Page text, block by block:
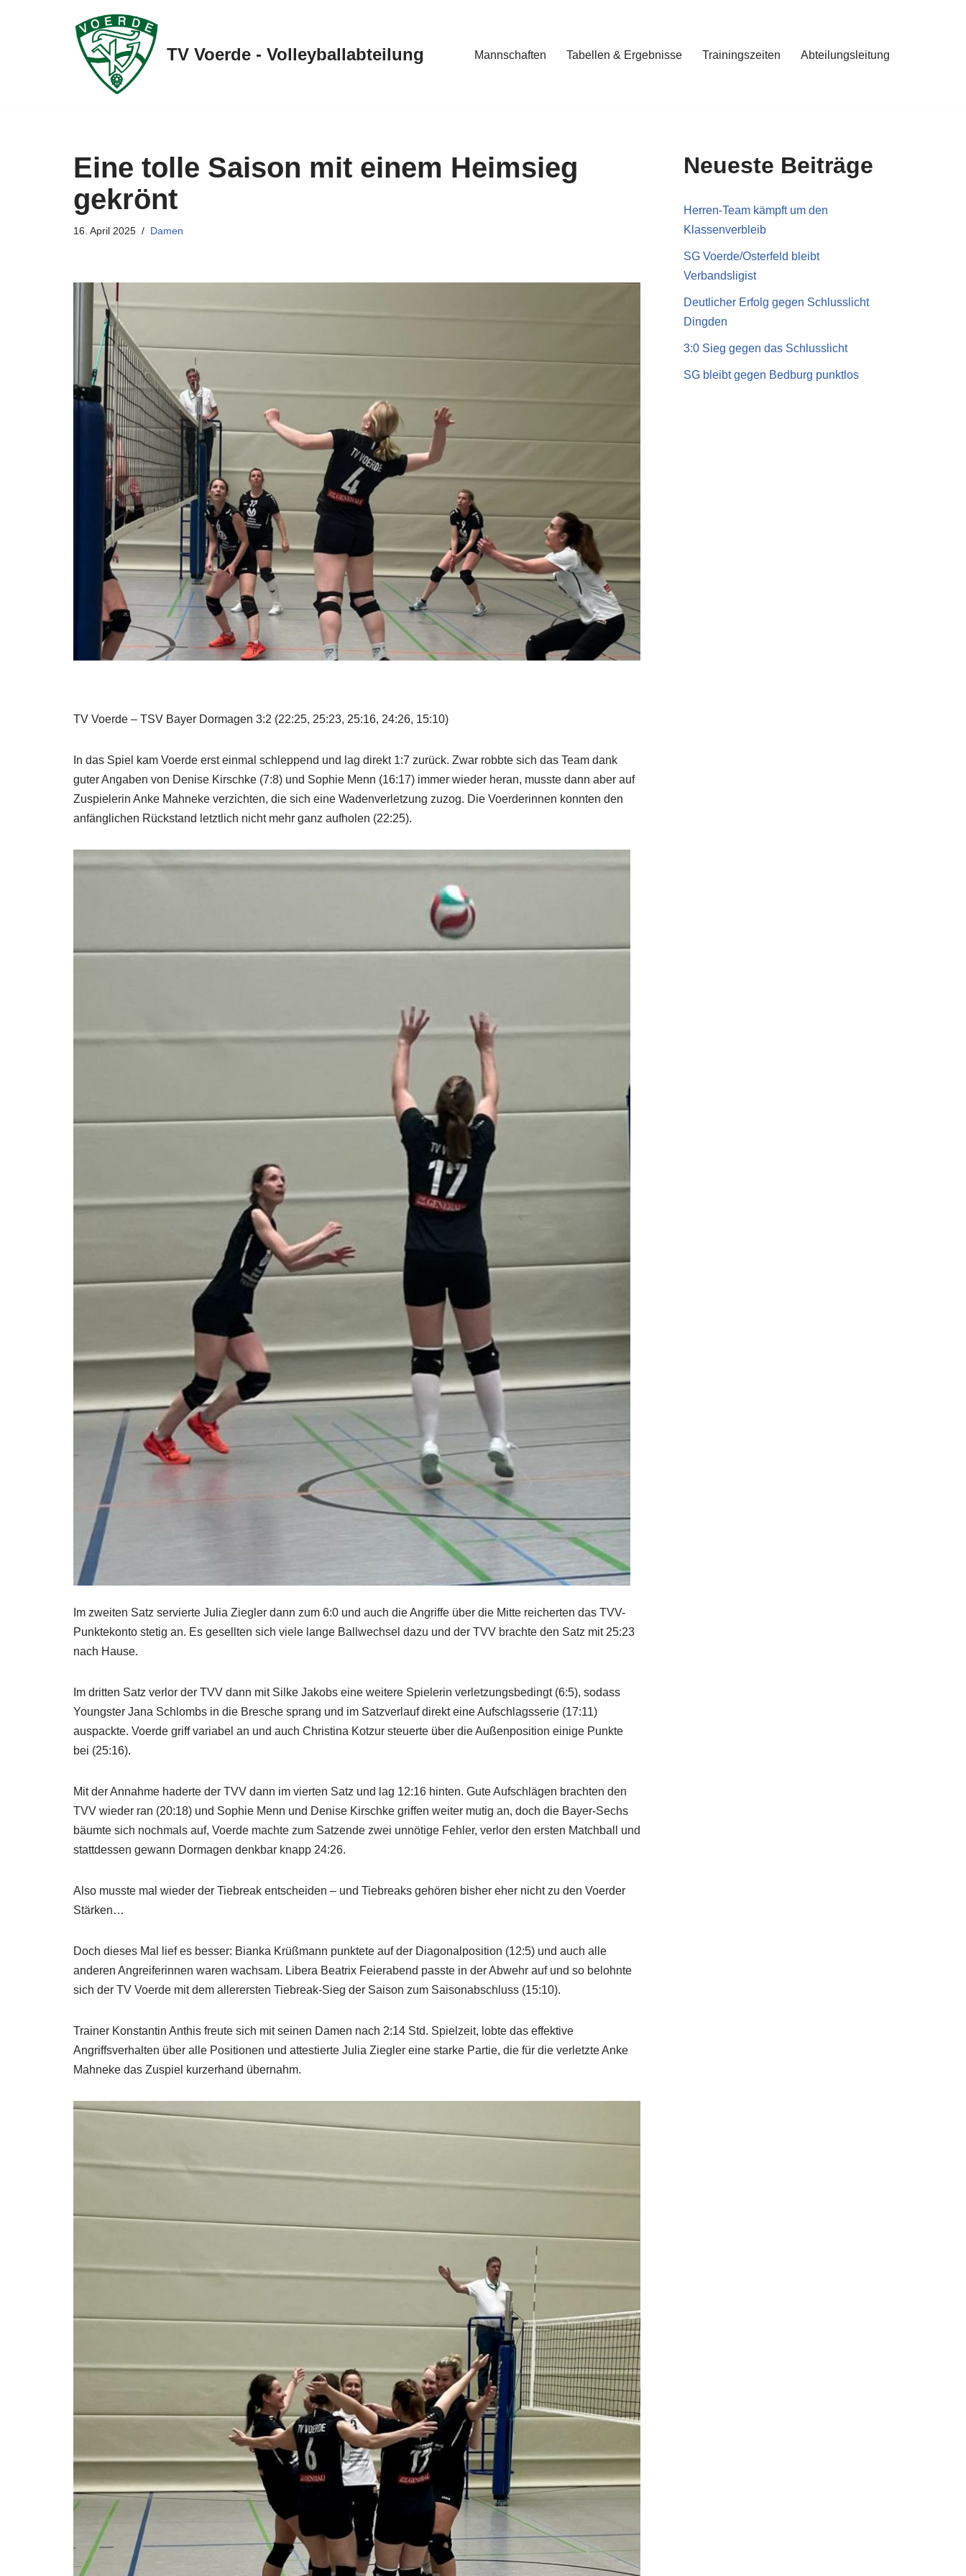
TV Voerde - Volleyballabteilung Mannschaften Tabellen & Ergebnisse Trainingszeiten Abteilungsleitung
Eine tolle Saison mit einem Heimsieg
gekrönt
16. April 2025 Damen
TV Voerde – TSV Bayer Dormagen 3:2 (22:25, 25:23, 25:16, 24:26, 15:10)
In das Spiel kam Voerde erst einmal schleppend und lag direkt 1:7 zurück. Zwar robbte sich das Team dank
guter Angaben von Denise Kirschke (7:8) und Sophie Menn (16:17) immer wieder heran, musste dann aber auf
Zuspielerin Anke Mahneke verzichten, die sich eine Wadenverletzung zuzog. Die Voerderinnen konnten den
anfänglichen Rückstand letztlich nicht mehr ganz aufholen (22:25).
Im zweiten Satz servierte Julia Ziegler dann zum 6:0 und auch die Angriffe über die Mitte reicherten das TVV-
Punktekonto stetig an. Es gesellten sich viele lange Ballwechsel dazu und der TVV brachte den Satz mit 25:23
nach Hause.
Im dritten Satz verlor der TVV dann mit Silke Jakobs eine weitere Spielerin verletzungsbedingt (6:5), sodass
Youngster Jana Schlombs in die Bresche sprang und im Satzverlauf direkt eine Aufschlagsserie (17:11)
auspackte. Voerde griff variabel an und auch Christina Kotzur steuerte über die Außenposition einige Punkte
bei (25:16).
Mit der Annahme haderte der TVV dann im vierten Satz und lag 12:16 hinten. Gute Aufschlägen brachten den
TVV wieder ran (20:18) und Sophie Menn und Denise Kirschke griffen weiter mutig an, doch die Bayer-Sechs
bäumte sich nochmals auf, Voerde machte zum Satzende zwei unnötige Fehler, verlor den ersten Matchball und
stattdessen gewann Dormagen denkbar knapp 24:26.
Also musste mal wieder der Tiebreak entscheiden – und Tiebreaks gehören bisher eher nicht zu den Voerder
Stärken…
Doch dieses Mal lief es besser: Bianka Krüßmann punktete auf der Diagonalposition (12:5) und auch alle
anderen Angreiferinnen waren wachsam. Libera Beatrix Feierabend passte in der Abwehr auf und so belohnte
sich der TV Voerde mit dem allerersten Tiebreak-Sieg der Saison zum Saisonabschluss (15:10).
Trainer Konstantin Anthis freute sich mit seinen Damen nach 2:14 Std. Spielzeit, lobte das effektive
Angriffsverhalten über alle Positionen und attestierte Julia Ziegler eine starke Partie, die für die verletzte Anke
Mahneke das Zuspiel kurzerhand übernahm.
Neueste Beiträge
Herren-Team kämpft um den
Klassenverbleib
SG Voerde/Osterfeld bleibt
Verbandsligist
Deutlicher Erfolg gegen Schlusslicht
Dingden
3:0 Sieg gegen das Schlusslicht
SG bleibt gegen Bedburg punktlos